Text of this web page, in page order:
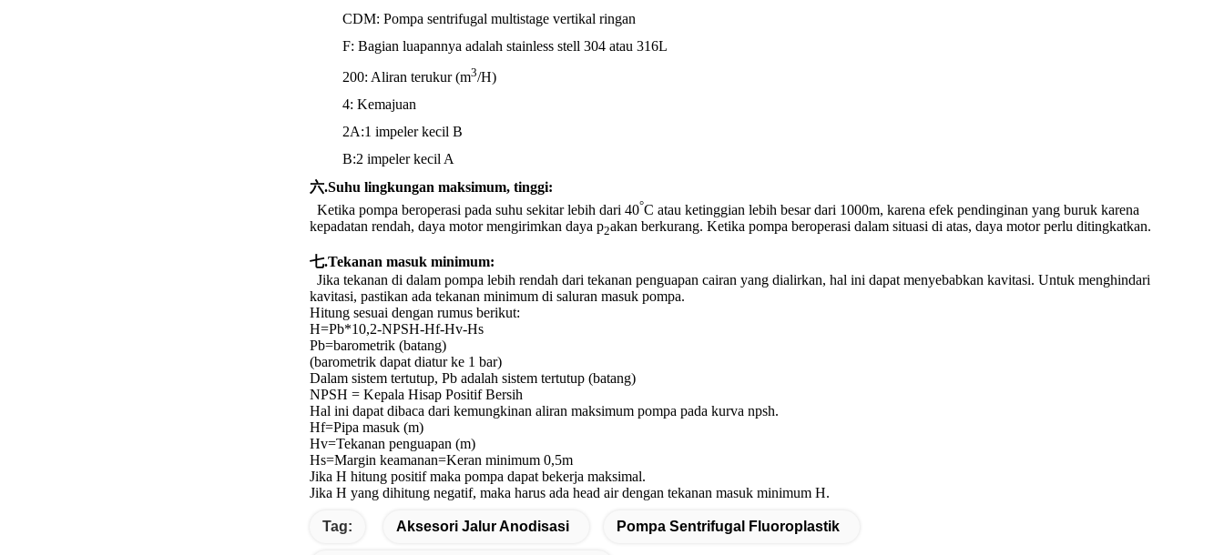
CDM: Pompa sentrifugal multistage vertikal ringan
F: Bagian luapannya adalah stainless stell 304 atau 316L
200: Aliran terukur (m3/H)
4: Kemajuan
2A:1 impeler kecil B
B:2 impeler kecil A
六.Suhu lingkungan maksimum, tinggi:
Ketika pompa beroperasi pada suhu sekitar lebih dari 40°C atau ketinggian lebih besar dari 1000m, karena efek pendinginan yang buruk karena
kepadatan rendah, daya motor mengirimkan daya p2akan berkurang. Ketika pompa beroperasi dalam situasi di atas, daya motor perlu ditingkatkan.
七.Tekanan masuk minimum:
Jika tekanan di dalam pompa lebih rendah dari tekanan penguapan cairan yang dialirkan, hal ini dapat menyebabkan kavitasi. Untuk menghindari
kavitasi, pastikan ada tekanan minimum di saluran masuk pompa.
Hitung sesuai dengan rumus berikut:
H=Pb*10,2-NPSH-Hf-Hv-Hs
Pb=barometrik (batang)
(barometrik dapat diatur ke 1 bar)
Dalam sistem tertutup, Pb adalah sistem tertutup (batang)
NPSH = Kepala Hisap Positif Bersih
Hal ini dapat dibaca dari kemungkinan aliran maksimum pompa pada kurva npsh.
Hf=Pipa masuk (m)
Hv=Tekanan penguapan (m)
Hs=Margin keamanan=Keran minimum 0,5m
Jika H hitung positif maka pompa dapat bekerja maksimal.
Jika H yang dihitung negatif, maka harus ada head air dengan tekanan masuk minimum H.
Tag: Aksesori Jalur Anodisasi Pompa Sentrifugal Fluoroplastik